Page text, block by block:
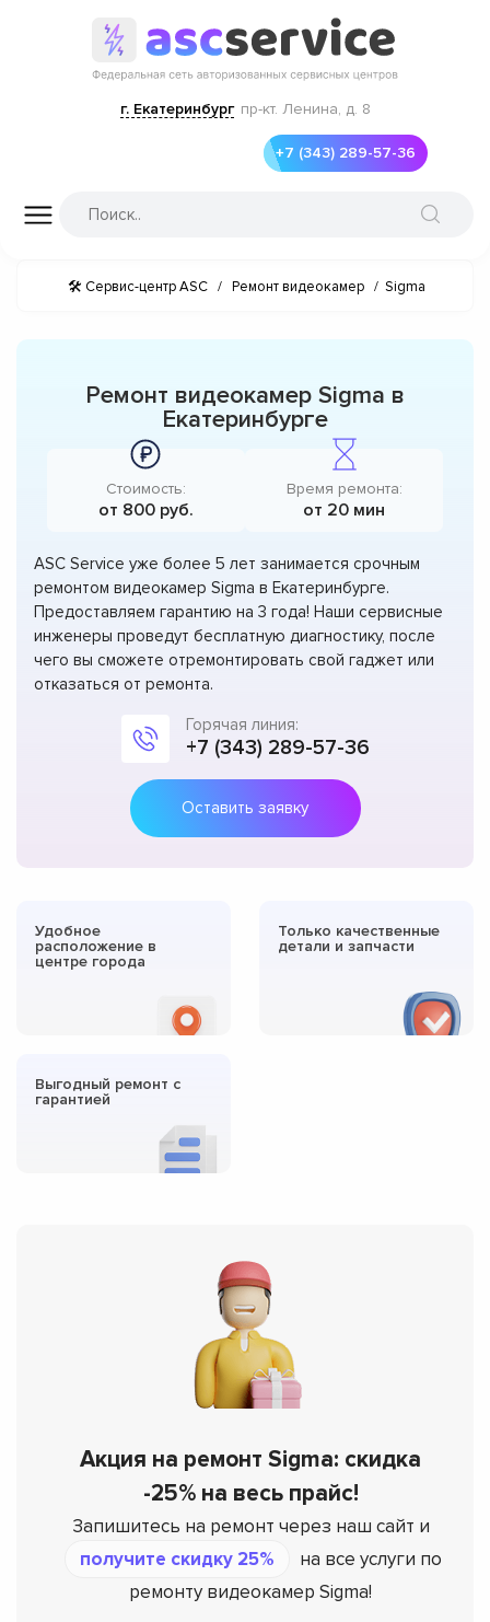
г. Екатеринбург пр-кт. Ленина, д. 8
+7 (343) 289-57-36
🛠 Сервис-центр ASC / Ремонт видеокамер / Sigma
Ремонт видеокамер Sigma в
Екатеринбурге
Стоимость:
от 800 руб.
Время ремонта:
от 20 мин
ASC Service уже более 5 лет занимается срочным
ремонтом видеокамер Sigma в Екатеринбурге.
Предоставляем гарантию на 3 года! Наши сервисные
инженеры проведут бесплатную диагностику, после
чего вы сможете отремонтировать свой гаджет или
отказаться от ремонта.
Горячая линия:
+7 (343) 289-57-36
Оставить заявку
Удобное
расположение в
центре города
Только качественные
детали и запчасти
Выгодный ремонт с
гарантией
Акция на ремонт Sigma: скидка
-25% на весь прайс!
Запишитесь на ремонт через наш сайт и
получите скидку 25%
на все услуги по
ремонту видеокамер Sigma!